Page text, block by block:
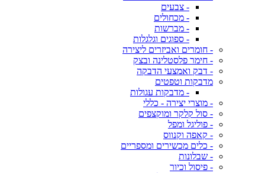
- צבעים
- מכחולים
- מברשות
- ספוגים וגלגלות
- חומרים ואביזרים ליצירה
- חימר פלסטלינה ובצק
- דבק ואמצעי הדבקה
מדבקות וטפטים
- מדבקות עגולות
- מוצרי יצירה - כללי
- סול קלקר ומוקצפים
- פוליגל ומפל
- קאפה וקנווס
- כלים מכשירים ומספריים
- שבלונות
- פיסול וכיור